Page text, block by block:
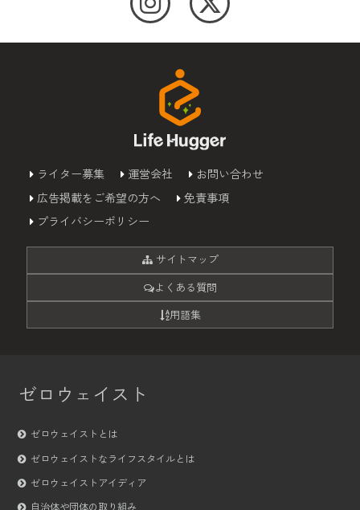
ライター募集 運営会社
お問い合わせ
広告掲載をご希望の方へ
免責事項
プライバシーポリシー
サイトマップ
よくある質問
用語集
ゼロウェイスト
ゼロウェイストとは
ゼロウェイストなライフスタイルとは
ゼロウェイストアイディア